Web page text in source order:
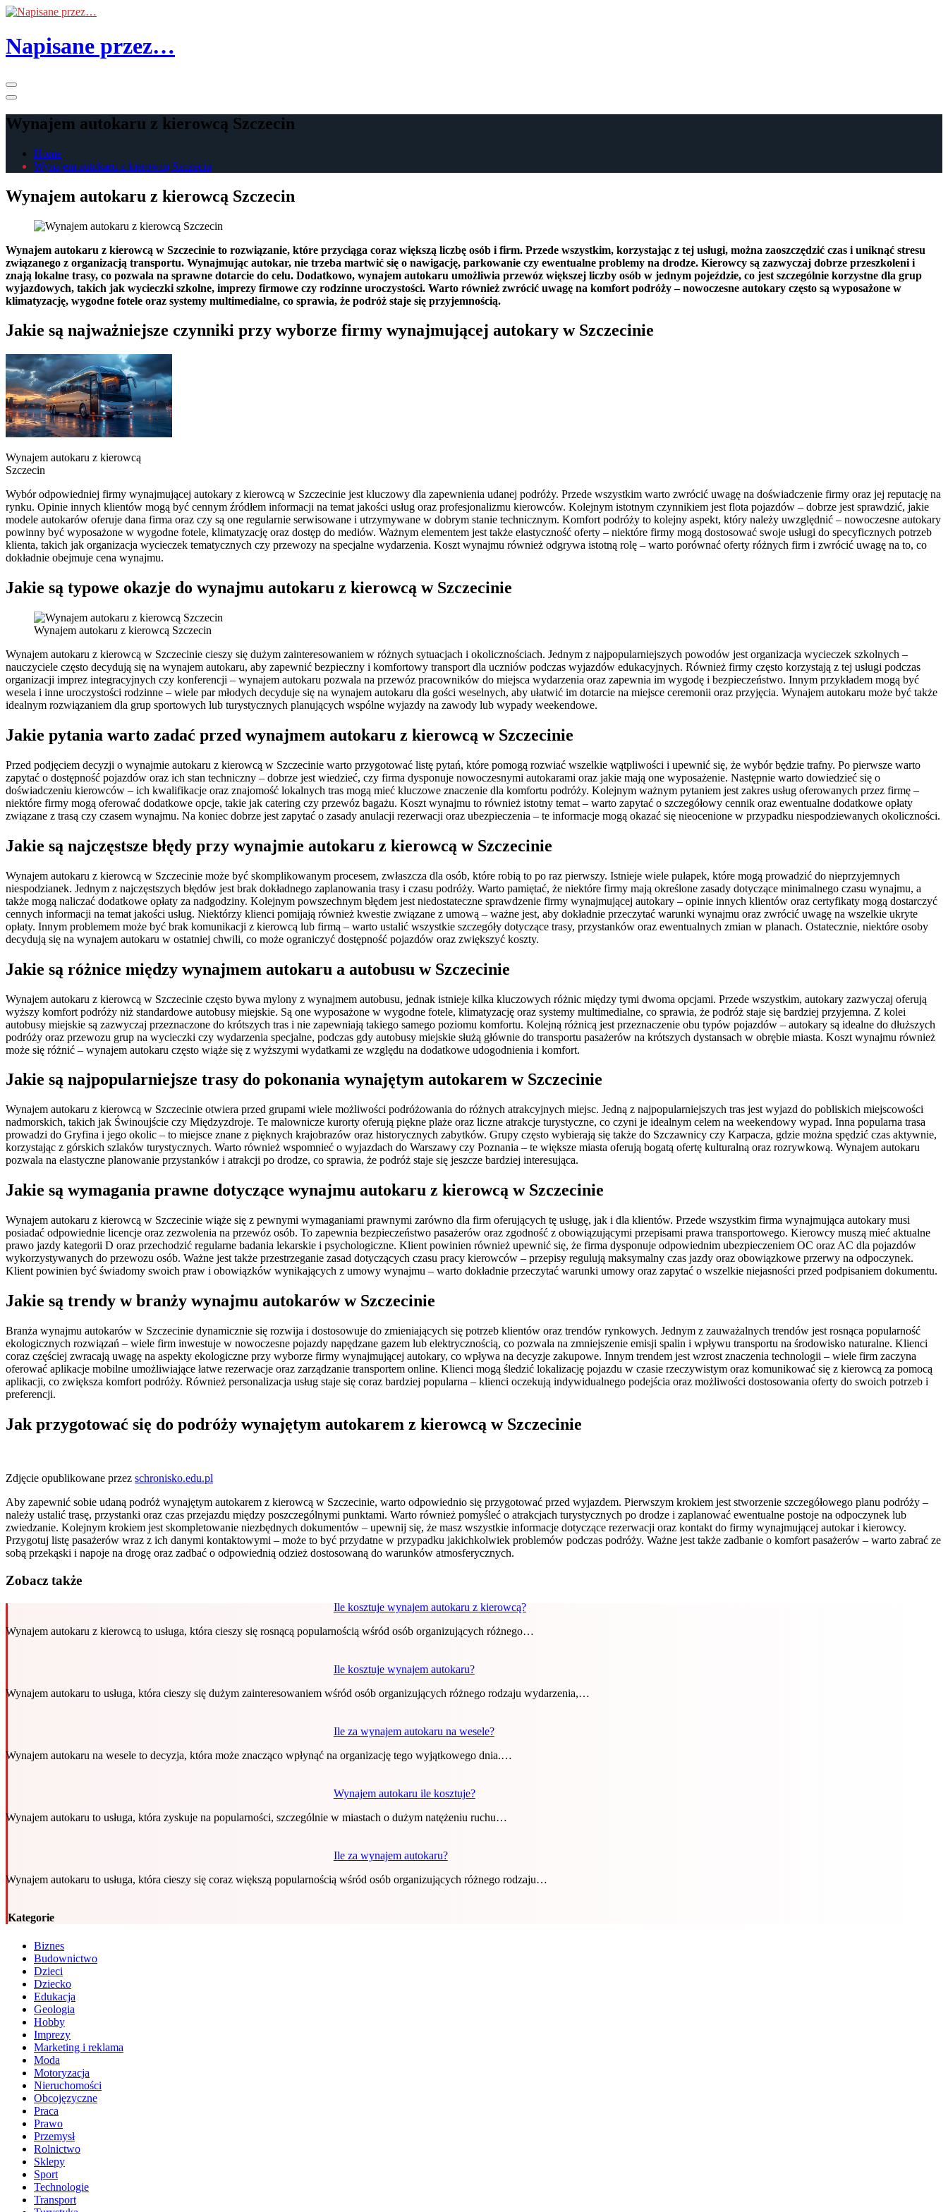
Skip
the
content
Napisane przez…
Wynajem autokaru z kierowcą Szczecin
Home
Wynajem autokaru z kierowcą Szczecin
Wynajem autokaru z kierowcą Szczecin
Wynajem autokaru z kierowcą w Szczecinie to rozwiązanie, które przyciąga coraz większą liczbę osób i firm. Przede wszystkim, korzystając z tej usługi, można zaoszczędzić czas i uniknąć stresu
związanego z organizacją transportu. Wynajmując autokar, nie trzeba martwić się o nawigację, parkowanie czy ewentualne problemy na drodze. Kierowcy są zazwyczaj dobrze przeszkoleni i
znają lokalne trasy, co pozwala na sprawne dotarcie do celu. Dodatkowo, wynajem autokaru umożliwia przewóz większej liczby osób w jednym pojeździe, co jest szczególnie korzystne dla grup
wyjazdowych, takich jak wycieczki szkolne, imprezy firmowe czy rodzinne uroczystości. Warto również zwrócić uwagę na komfort podróży – nowoczesne autokary często są wyposażone w
klimatyzację, wygodne fotele oraz systemy multimedialne, co sprawia, że podróż staje się przyjemnością.
Jakie są najważniejsze czynniki przy wyborze firmy wynajmującej autokary w Szczecinie
Wynajem autokaru z kierowcą
Szczecin
Wybór odpowiedniej firmy wynajmującej autokary z kierowcą w Szczecinie jest kluczowy dla zapewnienia udanej podróży. Przede wszystkim warto zwrócić uwagę na doświadczenie firmy oraz jej reputację na
rynku. Opinie innych klientów mogą być cennym źródłem informacji na temat jakości usług oraz profesjonalizmu kierowców. Kolejnym istotnym czynnikiem jest flota pojazdów – dobrze jest sprawdzić, jakie
modele autokarów oferuje dana firma oraz czy są one regularnie serwisowane i utrzymywane w dobrym stanie technicznym. Komfort podróży to kolejny aspekt, który należy uwzględnić – nowoczesne autokary
powinny być wyposażone w wygodne fotele, klimatyzację oraz dostęp do mediów. Ważnym elementem jest także elastyczność oferty – niektóre firmy mogą dostosować swoje usługi do specyficznych potrzeb
klienta, takich jak organizacja wycieczek tematycznych czy przewozy na specjalne wydarzenia. Koszt wynajmu również odgrywa istotną rolę – warto porównać oferty różnych firm i zwrócić uwagę na to, co
dokładnie obejmuje cena wynajmu.
Jakie są typowe okazje do wynajmu autokaru z kierowcą w Szczecinie
Wynajem autokaru z kierowcą Szczecin
Wynajem autokaru z kierowcą w Szczecinie cieszy się dużym zainteresowaniem w różnych sytuacjach i okolicznościach. Jednym z najpopularniejszych powodów jest organizacja wycieczek szkolnych –
nauczyciele często decydują się na wynajem autokaru, aby zapewnić bezpieczny i komfortowy transport dla uczniów podczas wyjazdów edukacyjnych. Również firmy często korzystają z tej usługi podczas
organizacji imprez integracyjnych czy konferencji – wynajem autokaru pozwala na przewóz pracowników do miejsca wydarzenia oraz zapewnia im wygodę i bezpieczeństwo. Innym przykładem mogą być
wesela i inne uroczystości rodzinne – wiele par młodych decyduje się na wynajem autokaru dla gości weselnych, aby ułatwić im dotarcie na miejsce ceremonii oraz przyjęcia. Wynajem autokaru może być także
idealnym rozwiązaniem dla grup sportowych lub turystycznych planujących wspólne wyjazdy na zawody lub wypady weekendowe.
Jakie pytania warto zadać przed wynajmem autokaru z kierowcą w Szczecinie
Przed podjęciem decyzji o wynajmie autokaru z kierowcą w Szczecinie warto przygotować listę pytań, które pomogą rozwiać wszelkie wątpliwości i upewnić się, że wybór będzie trafny. Po pierwsze warto
zapytać o dostępność pojazdów oraz ich stan techniczny – dobrze jest wiedzieć, czy firma dysponuje nowoczesnymi autokarami oraz jakie mają one wyposażenie. Następnie warto dowiedzieć się o
doświadczeniu kierowców – ich kwalifikacje oraz znajomość lokalnych tras mogą mieć kluczowe znaczenie dla komfortu podróży. Kolejnym ważnym pytaniem jest zakres usług oferowanych przez firmę –
niektóre firmy mogą oferować dodatkowe opcje, takie jak catering czy przewóz bagażu. Koszt wynajmu to również istotny temat – warto zapytać o szczegółowy cennik oraz ewentualne dodatkowe opłaty
związane z trasą czy czasem wynajmu. Na koniec dobrze jest zapytać o zasady anulacji rezerwacji oraz ubezpieczenia – te informacje mogą okazać się nieocenione w przypadku niespodziewanych okoliczności.
Jakie są najczęstsze błędy przy wynajmie autokaru z kierowcą w Szczecinie
Wynajem autokaru z kierowcą w Szczecinie może być skomplikowanym procesem, zwłaszcza dla osób, które robią to po raz pierwszy. Istnieje wiele pułapek, które mogą prowadzić do nieprzyjemnych
niespodzianek. Jednym z najczęstszych błędów jest brak dokładnego zaplanowania trasy i czasu podróży. Warto pamiętać, że niektóre firmy mają określone zasady dotyczące minimalnego czasu wynajmu, a
także mogą naliczać dodatkowe opłaty za nadgodziny. Kolejnym powszechnym błędem jest niedostateczne sprawdzenie firmy wynajmującej autokary – opinie innych klientów oraz certyfikaty mogą dostarczyć
cennych informacji na temat jakości usług. Niektórzy klienci pomijają również kwestie związane z umową – ważne jest, aby dokładnie przeczytać warunki wynajmu oraz zwrócić uwagę na wszelkie ukryte
opłaty. Innym problemem może być brak komunikacji z kierowcą lub firmą – warto ustalić wszystkie szczegóły dotyczące trasy, przystanków oraz ewentualnych zmian w planach. Ostatecznie, niektóre osoby
decydują się na wynajem autokaru w ostatniej chwili, co może ograniczyć dostępność pojazdów oraz zwiększyć koszty.
Jakie są różnice między wynajmem autokaru a autobusu w Szczecinie
Wynajem autokaru z kierowcą w Szczecinie często bywa mylony z wynajmem autobusu, jednak istnieje kilka kluczowych różnic między tymi dwoma opcjami. Przede wszystkim, autokary zazwyczaj oferują
wyższy komfort podróży niż standardowe autobusy miejskie. Są one wyposażone w wygodne fotele, klimatyzację oraz systemy multimedialne, co sprawia, że podróż staje się bardziej przyjemna. Z kolei
autobusy miejskie są zazwyczaj przeznaczone do krótszych tras i nie zapewniają takiego samego poziomu komfortu. Kolejną różnicą jest przeznaczenie obu typów pojazdów – autokary są idealne do dłuższych
podróży oraz przewozu grup na wycieczki czy wydarzenia specjalne, podczas gdy autobusy miejskie służą głównie do transportu pasażerów na krótszych dystansach w obrębie miasta. Koszt wynajmu również
może się różnić – wynajem autokaru często wiąże się z wyższymi wydatkami ze względu na dodatkowe udogodnienia i komfort.
Jakie są najpopularniejsze trasy do pokonania wynajętym autokarem w Szczecinie
Wynajem autokaru z kierowcą w Szczecinie otwiera przed grupami wiele możliwości podróżowania do różnych atrakcyjnych miejsc. Jedną z najpopularniejszych tras jest wyjazd do pobliskich miejscowości
nadmorskich, takich jak Świnoujście czy Międzyzdroje. Te malownicze kurorty oferują piękne plaże oraz liczne atrakcje turystyczne, co czyni je idealnym celem na weekendowy wypad. Inna popularna trasa
prowadzi do Gryfina i jego okolic – to miejsce znane z pięknych krajobrazów oraz historycznych zabytków. Grupy często wybierają się także do Szczawnicy czy Karpacza, gdzie można spędzić czas aktywnie,
korzystając z górskich szlaków turystycznych. Warto również wspomnieć o wyjazdach do Warszawy czy Poznania – te większe miasta oferują bogatą ofertę kulturalną oraz rozrywkową. Wynajem autokaru
pozwala na elastyczne planowanie przystanków i atrakcji po drodze, co sprawia, że podróż staje się jeszcze bardziej interesująca.
Jakie są wymagania prawne dotyczące wynajmu autokaru z kierowcą w Szczecinie
Wynajem autokaru z kierowcą w Szczecinie wiąże się z pewnymi wymaganiami prawnymi zarówno dla firm oferujących tę usługę, jak i dla klientów. Przede wszystkim firma wynajmująca autokary musi
posiadać odpowiednie licencje oraz zezwolenia na przewóz osób. To zapewnia bezpieczeństwo pasażerów oraz zgodność z obowiązującymi przepisami prawa transportowego. Kierowcy muszą mieć aktualne
prawo jazdy kategorii D oraz przechodzić regularne badania lekarskie i psychologiczne. Klient powinien również upewnić się, że firma dysponuje odpowiednim ubezpieczeniem OC oraz AC dla pojazdów
wykorzystywanych do przewozu osób. Ważne jest także przestrzeganie zasad dotyczących czasu pracy kierowców – przepisy regulują maksymalny czas jazdy oraz obowiązkowe przerwy na odpoczynek.
Klient powinien być świadomy swoich praw i obowiązków wynikających z umowy wynajmu – warto dokładnie przeczytać warunki umowy oraz zapytać o wszelkie niejasności przed podpisaniem dokumentu.
Jakie są trendy w branży wynajmu autokarów w Szczecinie
Branża wynajmu autokarów w Szczecinie dynamicznie się rozwija i dostosowuje do zmieniających się potrzeb klientów oraz trendów rynkowych. Jednym z zauważalnych trendów jest rosnąca popularność
ekologicznych rozwiązań – wiele firm inwestuje w nowoczesne pojazdy napędzane gazem lub elektrycznością, co pozwala na zmniejszenie emisji spalin i wpływu transportu na środowisko naturalne. Klienci
coraz częściej zwracają uwagę na aspekty ekologiczne przy wyborze firmy wynajmującej autokary, co wpływa na decyzje zakupowe. Innym trendem jest wzrost znaczenia technologii – wiele firm zaczyna
oferować aplikacje mobilne umożliwiające łatwe rezerwacje oraz zarządzanie transportem online. Klienci mogą śledzić lokalizację pojazdu w czasie rzeczywistym oraz komunikować się z kierowcą za pomocą
aplikacji, co zwiększa komfort podróży. Również personalizacja usług staje się coraz bardziej popularna – klienci oczekują indywidualnego podejścia oraz możliwości dostosowania oferty do swoich potrzeb i
preferencji.
Jak przygotować się do podróży wynajętym autokarem z kierowcą w Szczecinie
Zdjęcie opublikowane przez schronisko.edu.pl
Aby zapewnić sobie udaną podróż wynajętym autokarem z kierowcą w Szczecinie, warto odpowiednio się przygotować przed wyjazdem. Pierwszym krokiem jest stworzenie szczegółowego planu podróży –
należy ustalić trasę, przystanki oraz czas przejazdu między poszczególnymi punktami. Warto również pomyśleć o atrakcjach turystycznych po drodze i zaplanować ewentualne postoje na odpoczynek lub
zwiedzanie. Kolejnym krokiem jest skompletowanie niezbędnych dokumentów – upewnij się, że masz wszystkie informacje dotyczące rezerwacji oraz kontakt do firmy wynajmującej autokar i kierowcy.
Przygotuj listę pasażerów wraz z ich danymi kontaktowymi – może to być przydatne w przypadku jakichkolwiek problemów podczas podróży. Ważne jest także zadbanie o komfort pasażerów – warto zabrać ze
sobą przekąski i napoje na drogę oraz zadbać o odpowiednią odzież dostosowaną do warunków atmosferycznych.
Zobacz także
Ile kosztuje wynajem autokaru z kierowcą?
Wynajem autokaru z kierowcą to usługa, która cieszy się rosnącą popularnością wśród osób organizujących różnego…
Ile kosztuje wynajem autokaru?
Wynajem autokaru to usługa, która cieszy się dużym zainteresowaniem wśród osób organizujących różnego rodzaju wydarzenia,…
Ile za wynajem autokaru na wesele?
Wynajem autokaru na wesele to decyzja, która może znacząco wpłynąć na organizację tego wyjątkowego dnia.…
Wynajem autokaru ile kosztuje?
Wynajem autokaru to usługa, która zyskuje na popularności, szczególnie w miastach o dużym natężeniu ruchu…
Ile za wynajem autokaru?
Wynajem autokaru to usługa, która cieszy się coraz większą popularnością wśród osób organizujących różnego rodzaju…
Kategorie
Biznes
Budownictwo
Dzieci
Dziecko
Edukacja
Geologia
Hobby
Imprezy
Marketing i reklama
Moda
Motoryzacja
Nieruchomości
Obcojęzyczne
Praca
Prawo
Przemysł
Rolnictwo
Sklepy
Sport
Technologie
Transport